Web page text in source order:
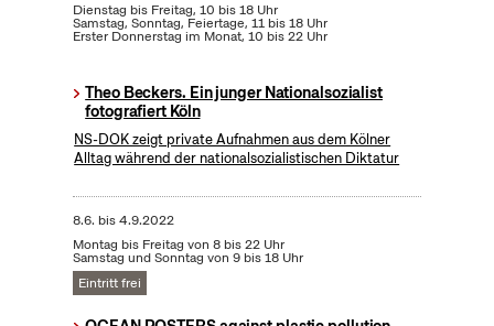
Dienstag bis Freitag, 10 bis 18 Uhr
Samstag, Sonntag, Feiertage, 11 bis 18 Uhr
Erster Donnerstag im Monat, 10 bis 22 Uhr
Theo Beckers. Ein junger Nationalsozialist
fotografiert Köln
NS-DOK zeigt private Aufnahmen aus dem Kölner
Alltag während der nationalsozialistischen Diktatur
8.6. bis4.9.2022
Montag bis Freitag von 8 bis 22 Uhr
Samstag und Sonntag von 9 bis 18 Uhr
Eintritt frei